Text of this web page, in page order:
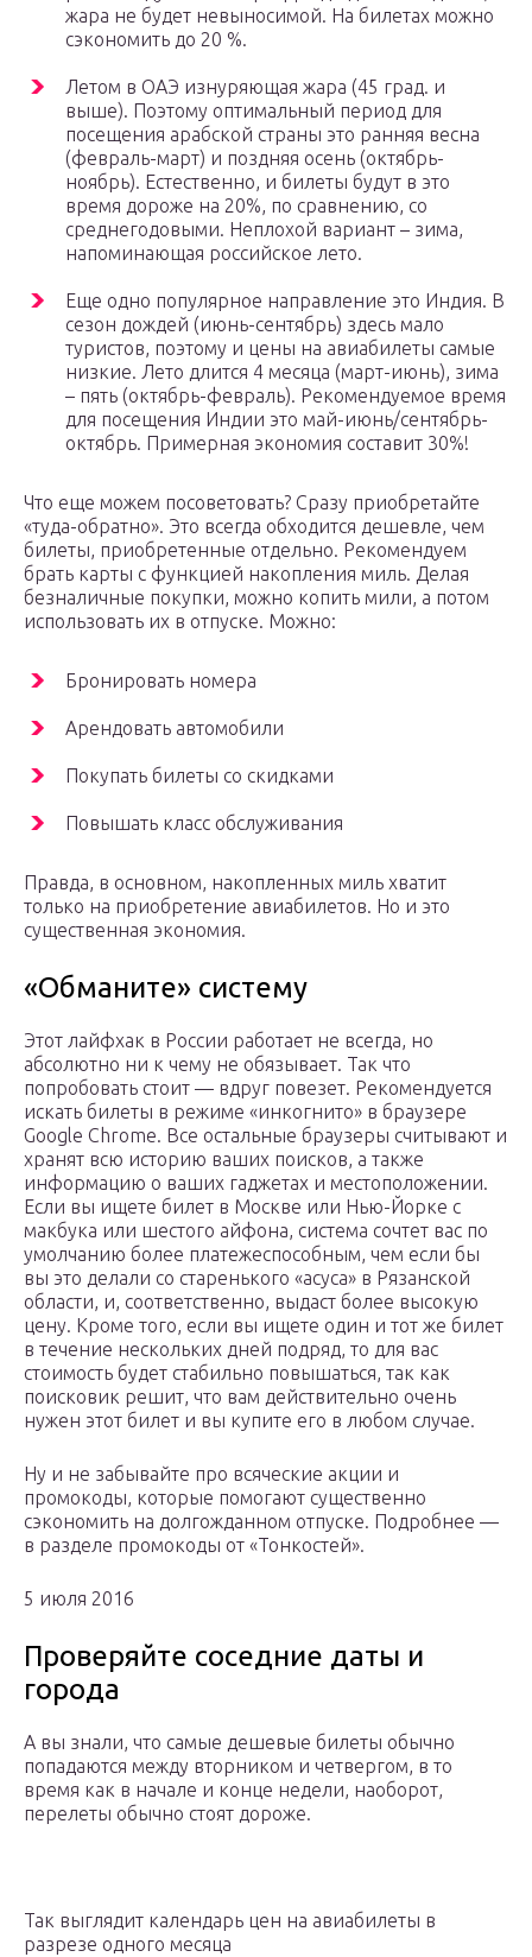
жара не будет невыносимой. На билетах можно
сэкономить до 20 %.
Летом в ОАЭ изнуряющая жара (45 град. и
выше). Поэтому оптимальный период для
посещения арабской страны это ранняя весна
(февраль-март) и поздняя осень (октябрь-
ноябрь). Естественно, и билеты будут в это
время дороже на 20%, по сравнению, со
среднегодовыми. Неплохой вариант – зима,
напоминающая российское лето.
Еще одно популярное направление это Индия. В
сезон дождей (июнь-сентябрь) здесь мало
туристов, поэтому и цены на авиабилеты самые
низкие. Лето длится 4 месяца (март-июнь), зима
– пять (октябрь-февраль). Рекомендуемое время
для посещения Индии это май-июнь/сентябрь-
октябрь. Примерная экономия составит 30%!
Что еще можем посоветовать? Сразу приобретайте
«туда-обратно». Это всегда обходится дешевле, чем
билеты, приобретенные отдельно. Рекомендуем
брать карты с функцией накопления миль. Делая
безналичные покупки, можно копить мили, а потом
использовать их в отпуске. Можно:
Бронировать номера
Арендовать автомобили
Покупать билеты со скидками
Повышать класс обслуживания
Правда, в основном, накопленных миль хватит
только на приобретение авиабилетов. Но и это
существенная экономия.
«Обманите» систему
Этот лайфхак в России работает не всегда, но
абсолютно ни к чему не обязывает. Так что
попробовать стоит — вдруг повезет. Рекомендуется
искать билеты в режиме «инкогнито» в браузере
Google Chrome. Все остальные браузеры считывают и
хранят всю историю ваших поисков, а также
информацию о ваших гаджетах и местоположении.
Если вы ищете билет в Москве или Нью-Йорке с
макбука или шестого айфона, система сочтет вас по
умолчанию более платежеспособным, чем если бы
вы это делали со старенького «асуса» в Рязанской
области, и, соответственно, выдаст более высокую
цену. Кроме того, если вы ищете один и тот же билет
в течение нескольких дней подряд, то для вас
стоимость будет стабильно повышаться, так как
поисковик решит, что вам действительно очень
нужен этот билет и вы купите его в любом случае.
Ну и не забывайте про всяческие акции и
промокоды, которые помогают существенно
сэкономить на долгожданном отпуске. Подробнее —
в разделе промокоды от «Тонкостей».
5 июля 2016
Проверяйте соседние даты и
города
А вы знали, что самые дешевые билеты обычно
попадаются между вторником и четвергом, в то
время как в начале и конце недели, наоборот,
перелеты обычно стоят дороже.
Так выглядит календарь цен на авиабилеты в
разрезе одного месяца